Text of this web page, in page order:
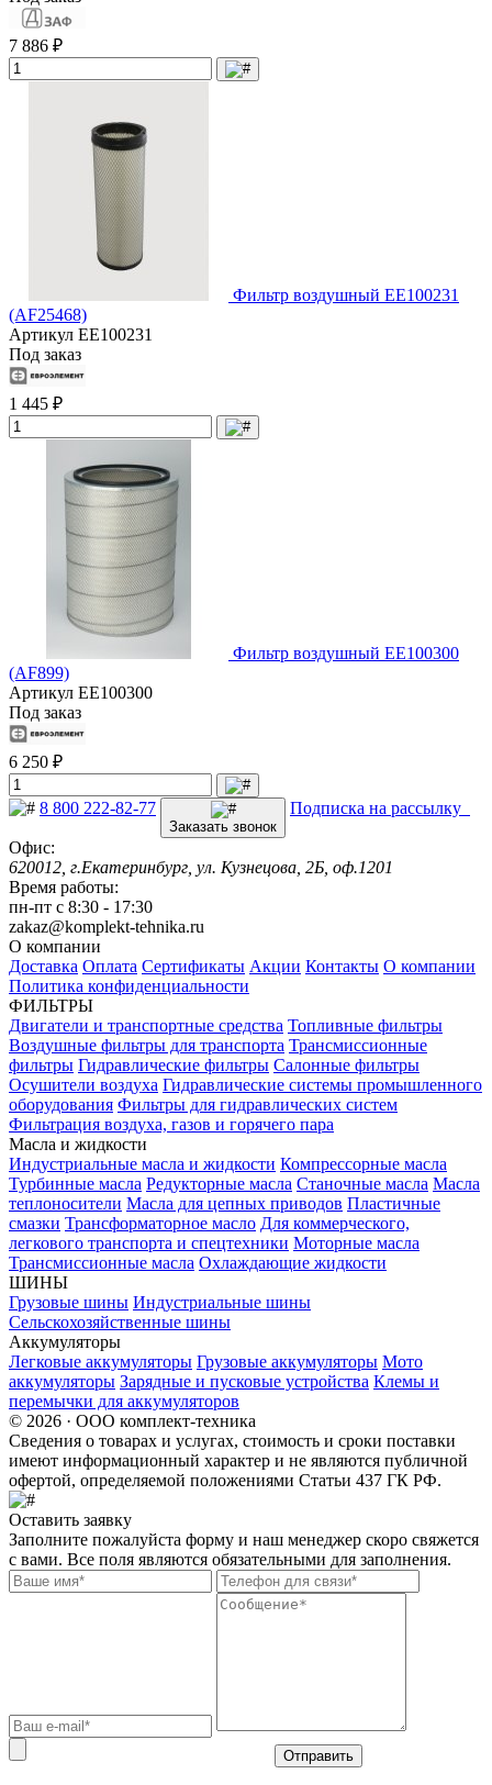
7 886 ₽
Фильтр воздушный EE100231
(AF25468)
Артикул EE100231
Под заказ
1 445 ₽
Фильтр воздушный EE100300
(AF899)
Артикул EE100300
Под заказ
6 250 ₽
8 800 222-82-77
Заказать звонок
Подписка на рассылку
Офис:
620012, г.Екатеринбург, ул. Кузнецова, 2Б, оф.1201
Время работы:
пн-пт с 8:30 - 17:30
zakaz@komplekt-tehnika.ru
О компании
Доставка Оплата Сертификаты Акции Контакты О компании
Политика конфиденциальности
ФИЛЬТРЫ
Двигатели и транспортные средства Топливные фильтры
Воздушные фильтры для транспорта Трансмиссионные
фильтры Гидравлические фильтры Салонные фильтры
Осушители воздуха Гидравлические системы промышленного
оборудования Фильтры для гидравлических систем
Фильтрация воздуха, газов и горячего пара
Масла и жидкости
Индустриальные масла и жидкости Компрессорные масла
Турбинные масла Редукторные масла Станочные масла Масла
теплоносители Масла для цепных приводов Пластичные
смазки Трансформаторное масло Для коммерческого,
легкового транспорта и спецтехники Моторные масла
Трансмиссионные масла Охлаждающие жидкости
ШИНЫ
Грузовые шины Индустриальные шины
Сельскохозяйственные шины
Аккумуляторы
Легковые аккумуляторы Грузовые аккумуляторы Мото
аккумуляторы Зарядные и пусковые устройства Клемы и
перемычки для аккумуляторов
© 2026 · ООО комплект-техника
Сведения о товарах и услугах, стоимость и сроки поставки
имеют информационный характер и не являются публичной
офертой, определяемой положениями Статьи 437 ГК РФ.
Оставить заявку
Заполните пожалуйста форму и наш менеджер скоро свяжется
с вами. Все поля являются обязательными для заполнения.
Отправить